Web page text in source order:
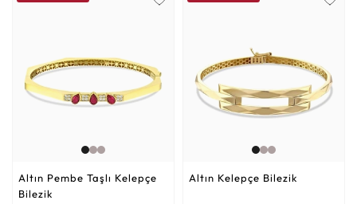
Altın Pembe Taşlı Kelepçe
Bilezik
Altın Kelepçe Bilezik